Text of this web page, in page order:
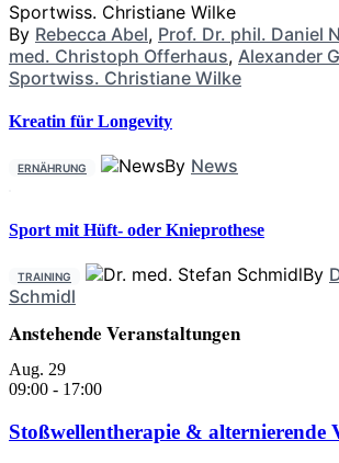
By Rebecca Abel, Prof. Dr. phil. Daniel
med. Christoph Offerhaus, Alexander
Sportwiss. Christiane Wilke
Kreatin für Longevity
ERNÄHRUNG By News
Sport mit Hüft- oder Knieprothese
TRAINING By
Schmidl
Anstehende Veranstaltungen
Aug. 29
09:00 - 17:00
Stoßwellentherapie & alternierende